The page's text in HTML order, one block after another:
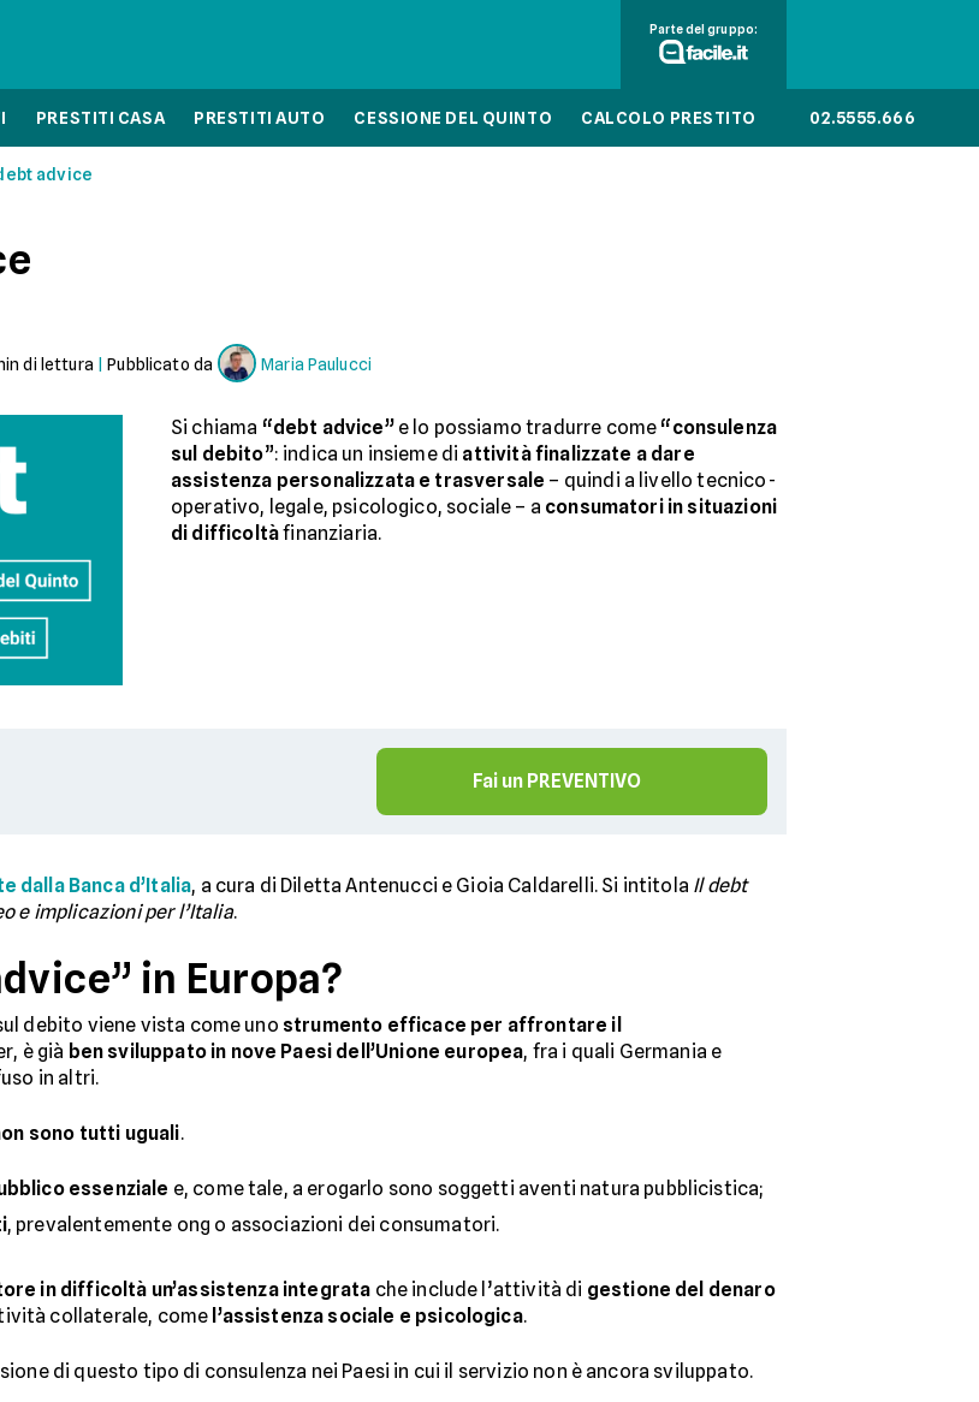
PRESTITI CASA PRESTITI AUTO CESSIONE DEL QUINTO CALCOLO PRESTITO 02.5555.666
Parte del gruppo:
advice
di lettura |Pubblicato da Maria Paulucci
Si chiama “debt advice”e lo possiamo tradurre come “consulenza
sul debito”: indica un insieme di attività finalizzate a dare
assistenza personalizzata e trasversale – quindi a livello tecnico-
operativo, legale, psicologico, sociale – a consumatori in situazioni
di difficoltàfinanziaria.
Fai un PREVENTIVO
dalla Banca d’Italia, a cura di Diletta Antenucci e Gioia Caldarelli. Si intitola Il debt
e implicazioni per l’Italia.
in Europa?
debito viene vista come uno strumento efficace per affrontare il
è già ben sviluppato in nove Paesi dell’Unione europea, fra i quali Germania e
in altri.
sono tutti uguali.
essenziale e, come tale, a erogarlo sono soggetti aventi natura pubblicistica;
, prevalentemente ong o associazioni dei consumatori.
in difficoltà un’assistenza integrata che include l’attività di gestione del denaro
collaterale, come l’assistenza sociale e psicologica.
di questo tipo di consulenza nei Paesi in cui il servizio non è ancora sviluppato.